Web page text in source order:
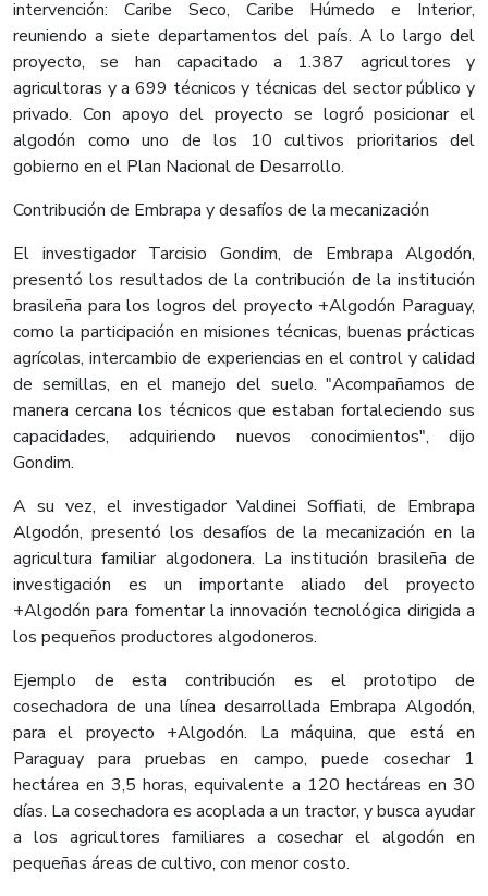
intervención: Caribe Seco, Caribe Húmedo e Interior,
reuniendo a siete departamentos del país. A lo largo del
proyecto, se han capacitado a 1.387 agricultores y
agricultoras y a 699 técnicos y técnicas del sector público y
privado. Con apoyo del proyecto se logró posicionar el
algodón como uno de los 10 cultivos prioritarios del
gobierno en el Plan Nacional de Desarrollo.
Contribución de Embrapa y desafíos de la mecanización
El investigador Tarcisio Gondim, de Embrapa Algodón,
presentó los resultados de la contribución de la institución
brasileña para los logros del proyecto +Algodón Paraguay,
como la participación en misiones técnicas, buenas prácticas
agrícolas, intercambio de experiencias en el control y calidad
de semillas, en el manejo del suelo. "Acompañamos de
manera cercana los técnicos que estaban fortaleciendo sus
capacidades, adquiriendo nuevos conocimientos", dijo
Gondim.
A su vez, el investigador Valdinei Soffiati, de Embrapa
Algodón, presentó los desafíos de la mecanización en la
agricultura familiar algodonera. La institución brasileña de
investigación es un importante aliado del proyecto
+Algodón para fomentar la innovación tecnológica dirigida a
los pequeños productores algodoneros.
Ejemplo de esta contribución es el prototipo de
cosechadora de una línea desarrollada Embrapa Algodón,
para el proyecto +Algodón. La máquina, que está en
Paraguay para pruebas en campo, puede cosechar 1
hectárea en 3,5 horas, equivalente a 120 hectáreas en 30
días. La cosechadora es acoplada a un tractor, y busca ayudar
a los agricultores familiares a cosechar el algodón en
pequeñas áreas de cultivo, con menor costo.